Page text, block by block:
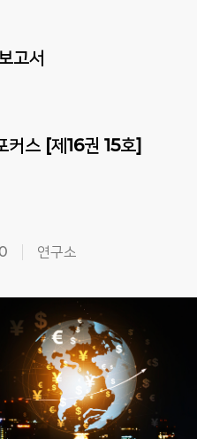
고서
커스 [제16권 15호]
연구소